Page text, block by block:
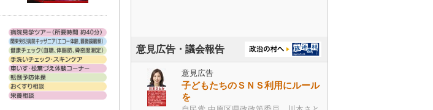
意見広告・議会報告
意見広告
子どもたちのＳＮＳ利用にルール
を